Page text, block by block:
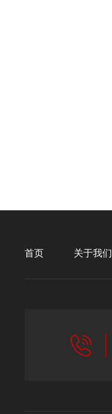
首页 关于我们